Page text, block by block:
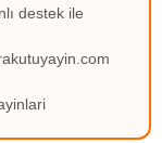
destek ile